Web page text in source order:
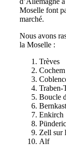
Moselle font
marché.
Nous avons
la Moselle :
Trèves
Cochem
Traben-
Boucle
Enkirch
Zell sur
Alf